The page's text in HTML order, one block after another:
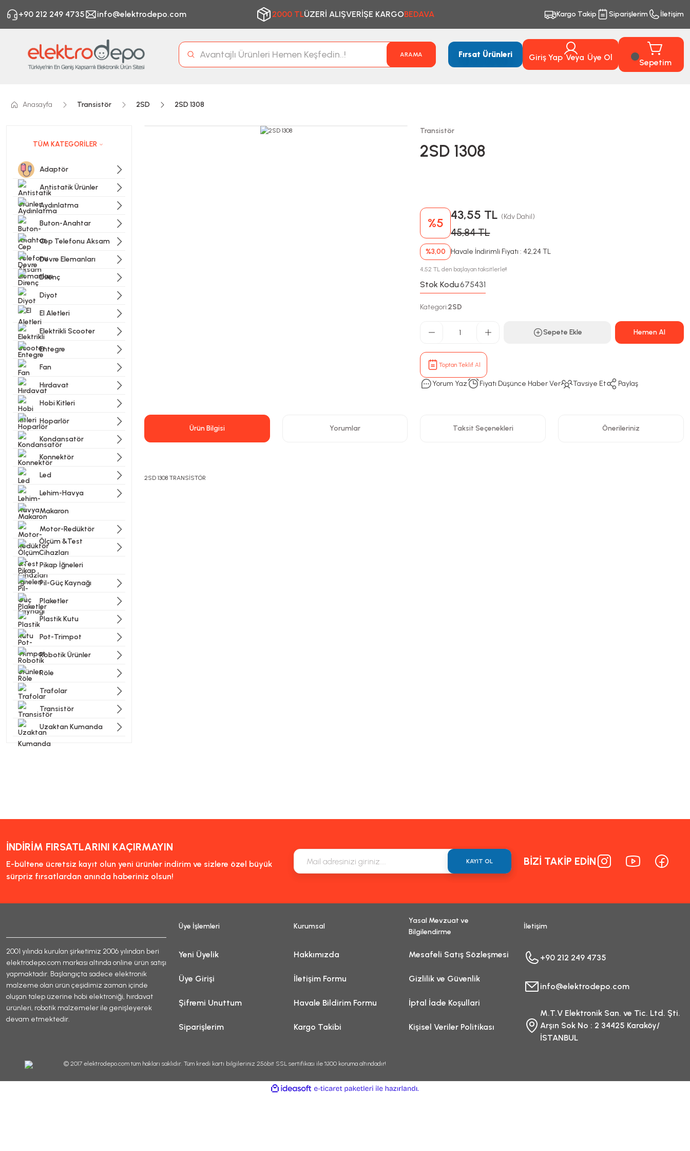
+90 212 249 4735 info@elektrodepo.com 2000 TLÜZERİ ALIŞVERİŞE KARGOBEDAVA Kargo Takip Siparişlerim İletişim
ARAMA Fırsat Ürünleri Giriş Yap Veya Üye Ol
Sepetim
Anasayfa Transistör 2SD 2SD 1308
TÜM KATEGORİLER
Adaptör
Antistatik Ürünler
Aydınlatma
Buton-Anahtar
Cep Telefonu Aksam
Devre Elemanları
Direnç
Diyot
El Aletleri
Elektrikli Scooter
Entegre
Fan
Hırdavat
Hobi Kitleri
Hoparlör
Kondansatör
Konnektör
Led
Lehim-Havya
Makaron
Motor-Redüktör
Ölçüm &Test
Cihazları
Pikap İğneleri
Pil-Güç Kaynağı
Plaketler
Plastik Kutu
Pot-Trimpot
Robotik Ürünler
Röle
Trafolar
Transistör
Uzaktan Kumanda
Transistör
2SD 1308
%5
43,55 TL (Kdv Dahil)
45,84 TL
%3,00 Havale İndirimli Fiyatı : 42,24 TL
4,52 TL den başlayan taksitlerle!!
Stok Kodu:675431
Kategori:2SD
Sepete Ekle Hemen Al
Toptan Teklif Al
Yorum Yaz Fiyatı Düşünce Haber Ver Tavsiye Et Paylaş
Ürün Bilgisi Yorumlar Taksit Seçenekleri Önerileriniz
2SD 1308 TRANSİSTÖR
İNDİRİM FIRSATLARINI KAÇIRMAYIN
E-bültene ücretsiz kayıt olun yeni ürünler indirim ve sizlere özel büyük
sürpriz fırsatlardan anında haberiniz olsun!
KAYIT OL BİZİ TAKİP EDİN
2001 yılında kurulan şirketimiz 2006 yılından beri
elektrodepo.com markası altında online ürün satışı
yapmaktadır. Başlangıçta sadece elektronik
malzeme olan ürün çeşidimiz zaman içinde
oluşan talep üzerine hobi elektroniği, hırdavat
ürünleri, robotik malzemeler ile genişleyerek
devam etmektedir.
Üye İşlemleri
Yeni Üyelik
Üye Girişi
Şifremi Unuttum
Siparişlerim
Kurumsal
Hakkımızda
İletişim Formu
Havale Bildirim Formu
Kargo Takibi
Yasal Mevzuat ve
Bilgilendirme
Mesafeli Satış Sözleşmesi
Gizlilik ve Güvenlik
İptal İade Koşullari
Kişisel Veriler Politikası
İletişim
+90 212 249 4735
info@elektrodepo.com
M.T.V Elektronik San. ve Tic. Ltd. Şti.
Arşın Sok No : 2 34425 Karaköy/
İSTANBUL
© 2017 elektrodepo.com tüm hakları saklıdır. Tüm kredi kartı bilgileriniz 256bit SSL sertifikası ile %100 koruma altındadır!
ideasoft
e-